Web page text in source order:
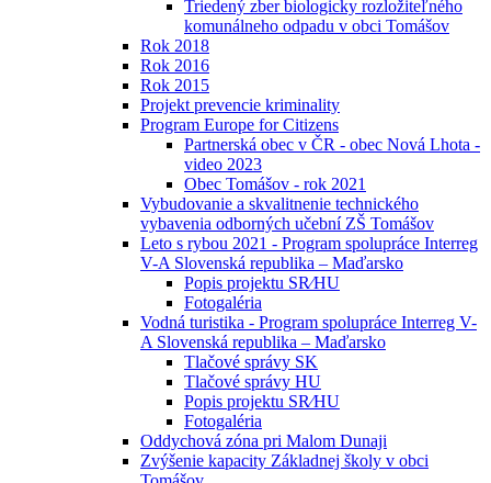
Triedený zber biologicky rozložiteľného
komunálneho odpadu v obci Tomášov
Rok 2018
Rok 2016
Rok 2015
Projekt prevencie kriminality
Program Europe for Citizens
Partnerská obec v ČR - obec Nová Lhota -
video 2023
Obec Tomášov - rok 2021
Vybudovanie a skvalitnenie technického
vybavenia odborných učební ZŠ Tomášov
Leto s rybou 2021 - Program spolupráce Interreg
V-A Slovenská republika – Maďarsko
Popis projektu SR⁄HU
Fotogaléria
Vodná turistika - Program spolupráce Interreg V-
A Slovenská republika – Maďarsko
Tlačové správy SK
Tlačové správy HU
Popis projektu SR⁄HU
Fotogaléria
Oddychová zóna pri Malom Dunaji
Zvýšenie kapacity Základnej školy v obci